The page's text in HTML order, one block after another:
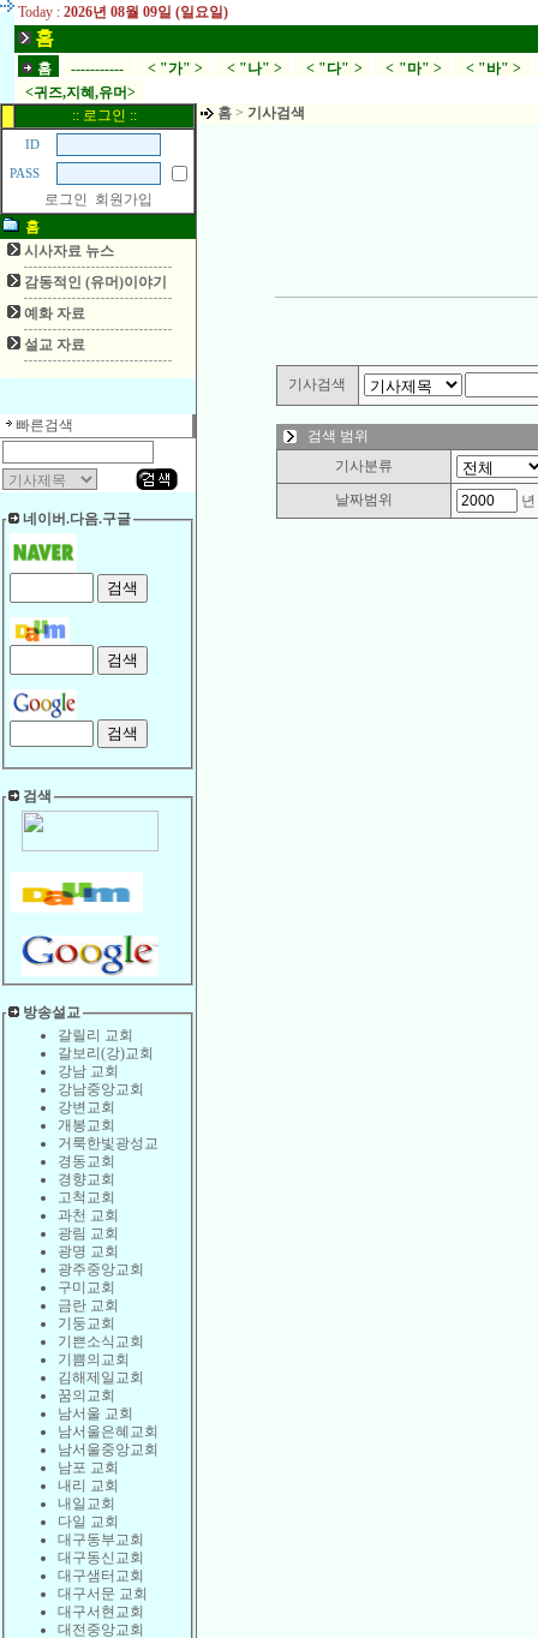
Today : 2026년 08월 09일 (일요일)
홈
홈 ----------- < "가" > < "나" > < "다" > < "마" > < "바" >
<귀즈,지혜,유머>
:: 로그인 ::
ID
PASS
로그인
회원가입
홈
시사자료 뉴스
감동적인 (유머)이야기
예화 자료
설교 자료
빠른검색
네이버.다음.구글
검색
방송설교
갈릴리 교회
갈보리(강)교회
강남 교회
강남중앙교회
강변교회
개봉교회
거룩한빛광성교
경동교회
경향교회
고척교회
과천 교회
광림 교회
광명 교회
광주중앙교회
구미교회
금란 교회
기둥교회
기쁜소식교회
기쁨의교회
김해제일교회
꿈의교회
남서울 교회
남서울은혜교회
남서울중앙교회
남포 교회
내리 교회
내일교회
다일 교회
대구동부교회
대구동신교회
대구샘터교회
대구서문 교회
대구서현교회
대전중앙교회
홈 > 기사검색
기사검색
검색 범위
기사분류
날짜범위